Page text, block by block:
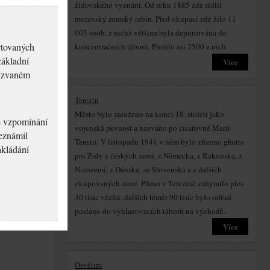
židovského vyznání. Od roku 1885 zde sídlil
moravský zemský rabín. Před okupací zde žilo 11
003 osob, z nichž většina byla deportována do
koncentračních táborů. Přežilo asi 2500 z nich.
Více
Terezín
Město bylo založeno na konci 18. století jako
vojenská pevnost a nazváno po císařovně Marii
Terezii. V listopadu 1941 v něm bylo zřízeno ghetto
pro Židy z českých zemí, z Německa, z Rakouska, z
Nizozemí, z Dánska, ze Slovenska a z dalších
okupovaných zemí. Přímo v Terezíně zahynulo přes
30 tisíc vězňů, dalších téměr 90 tisíc bylo odtud
posláno do vyhlazovacích táborů na východě.
Více
Osvětim
vzpomínání